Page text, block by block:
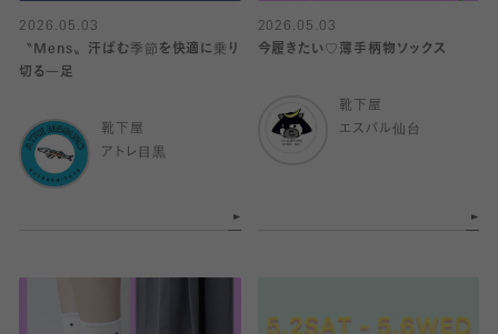
2026.05.03
〝Mens〟汗ばむ季節を快適に乗り
切る一足
靴下屋
アトレ目黒
2026.05.03
今履きたい♡薄手柄物ソックス
靴下屋
エスパル仙台